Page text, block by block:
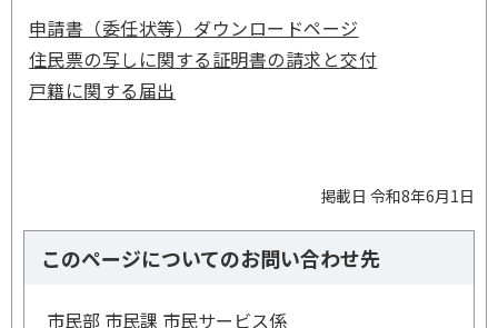
申請書（委任状等）ダウンロードページ
住民票の写しに関する証明書の請求と交付
戸籍に関する届出
掲載日 令和8年6月1日
このページについてのお問い合わせ先
市民部 市民課 市民サービス係